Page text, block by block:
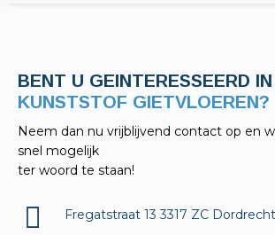
BENT U GEINTERESSEERD IN
KELDERAFDICHTINGEN?
Neem dan nu vrijblijvend contact op en
snel mogelijk
ter woord te staan!
Fregatstraat 13 3317 ZC Dordrecht